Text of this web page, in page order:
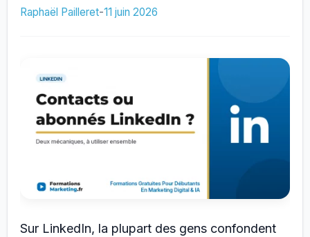
sur
2026
Raphaël Pailleret-11 juin 2026
Sur LinkedIn, la plupart des gens confondent